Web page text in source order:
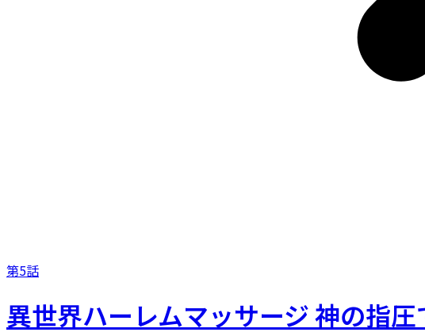
第5話
異世界ハーレムマッサージ 神の指